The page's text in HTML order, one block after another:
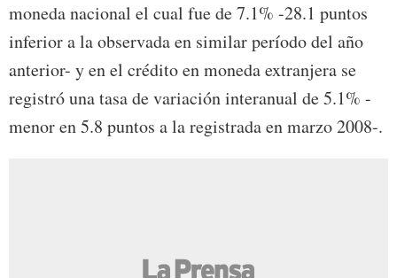
moneda nacional el cual fue de 7.1% -28.1 puntos
inferior a la observada en similar período del año
anterior- y en el crédito en moneda extranjera se
registró una tasa de variación interanual de 5.1% -
menor en 5.8 puntos a la registrada en marzo 2008-.